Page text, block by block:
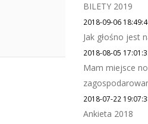
BILETY 2019
2018-09-06
Jak głośno jest
2018-08-05
Mam miejsce
2018-07-22
Ankieta 2018